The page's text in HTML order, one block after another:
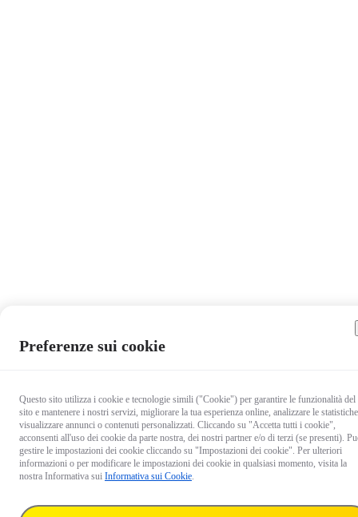
Preferenze sui cookie
Questo sito utilizza i cookie e tecnologie simili ("Cookie") per garantire le funzionalità del
sito e mantenere i nostri servizi, migliorare la tua esperienza online, analizzare le
visualizzare annunci o contenuti personalizzati. Cliccando su "Accetta tutti i cookie",
acconsenti all'uso dei cookie da parte nostra, dei nostri partner e/o di terzi (se presenti).
gestire le impostazioni dei cookie cliccando su "Impostazioni dei cookie". Per ulteriori
informazioni o per modificare le impostazioni dei cookie in qualsiasi momento, visita la
nostra Informativa sui Informativa sui Cookie.